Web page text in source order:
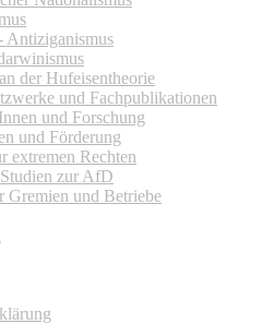
Antiziganismus
der Hufeisentheorie
und Fachpublikationen
und Forschung
und Förderung
extremen Rechten
zur AfD
Gremien und Betriebe